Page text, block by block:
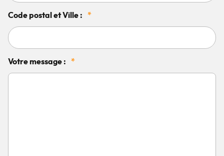
Code postal et Ville : *
Votre message : *